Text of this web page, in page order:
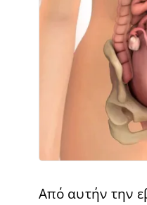
Από αυτήν την